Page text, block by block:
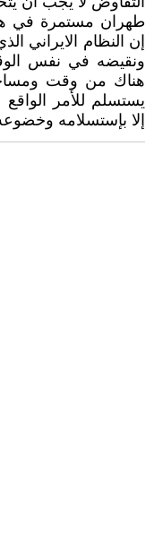
طهران مستمرة في هذه
إن النظام الايراني
ونقيضه في نفس
هناك من وقت ومساحة
يستسلم للأمر
إلا بإستسلامه